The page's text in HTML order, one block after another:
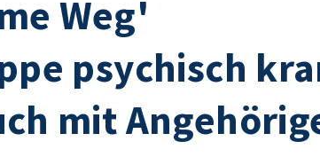
Weg'
psychisch
mit